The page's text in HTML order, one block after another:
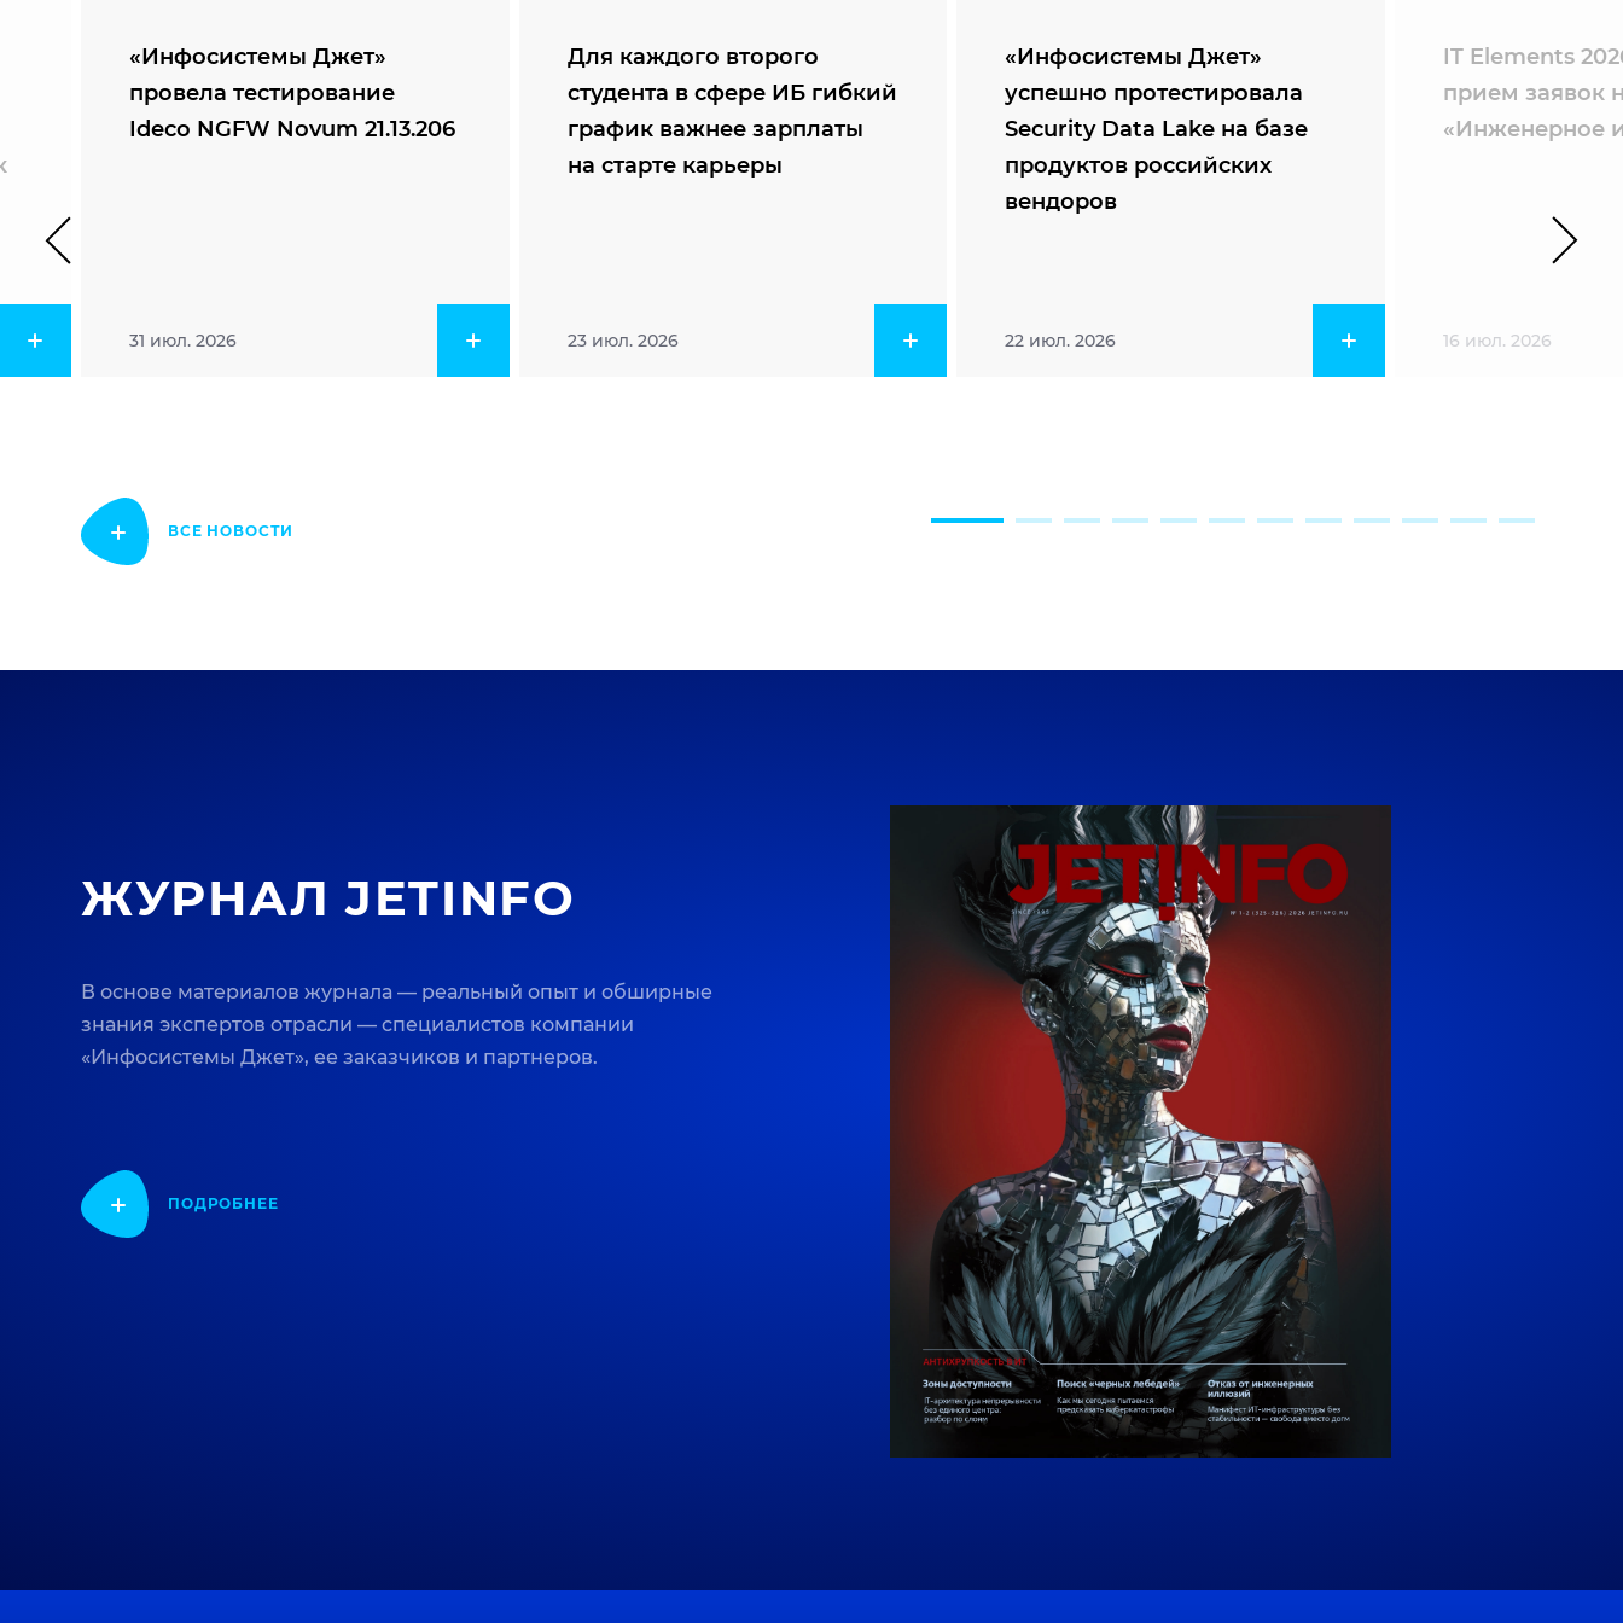
«Инфосистемы Джет»
провела тестирование
Ideco NGFW Novum 21.13.206
31 июл. 2026
Для каждого второго
студента в сфере ИБ гибкий
график важнее зарплаты
на старте карьеры
23 июл. 2026
«Инфосистемы Джет»
успешно протестировала
Security Data Lake на базе
продуктов российских
вендоров
22 июл. 2026
IT Elements
прием заявок
«Инженерное
16 июл. 2026
ВСЕ НОВОСТИ
ЖУРНАЛ JETINFO
В основе материалов журнала — реальный опыт и обширные
знания экспертов отрасли — специалистов компании
«Инфосистемы Джет», ее заказчиков и партнеров.
ПОДРОБНЕЕ